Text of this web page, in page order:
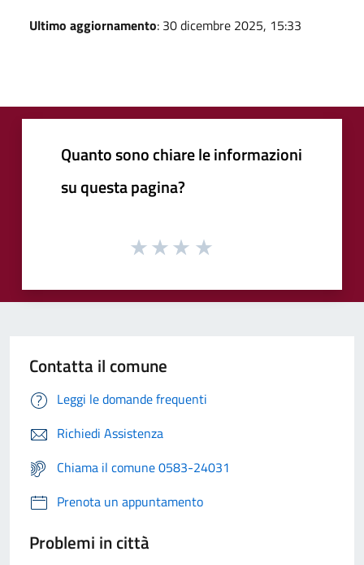
Ultimo aggiornamento: 30 dicembre 2025, 15:33
Quanto sono chiare le informazioni
su questa pagina?
Contatta il comune
Leggi le domande frequenti
Richiedi Assistenza
Chiama il comune 0583-24031
Prenota un appuntamento
Problemi in città